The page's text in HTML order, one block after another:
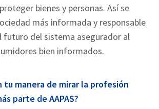
bienes y personas. Así se
más informada y responsable
futuro del sistema asegurador al
bien informados.
tu manera de mirar la profesión
parte de AAPAS?